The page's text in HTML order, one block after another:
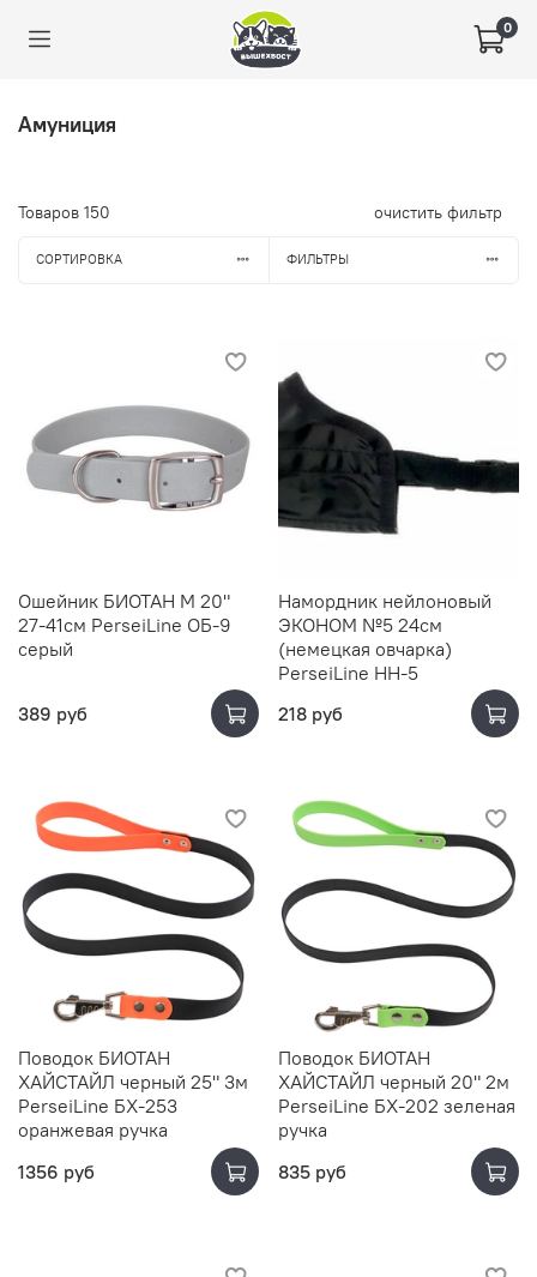
0
Амуниция
Товаров 150 очистить фильтр
СОРТИРОВКА ФИЛЬТРЫ
Ошейник БИОТАН M 20"
27-41см PerseiLine ОБ-9
серый
389 руб
Намордник нейлоновый
ЭКОНОМ №5 24см
(немецкая овчарка)
PerseiLine НН-5
218 руб
Поводок БИОТАН
ХАЙСТАЙЛ черный 25" 3м
PerseiLine БХ-253
оранжевая ручка
1356 руб
Поводок БИОТАН
ХАЙСТАЙЛ черный 20" 2м
PerseiLine БХ-202 зеленая
ручка
835 руб